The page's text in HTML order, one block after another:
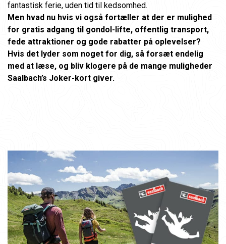
fantastisk ferie, uden tid til kedsomhed.
Men hvad nu hvis vi også fortæller at der er mulighed
for gratis adgang til gondol-lifte, offentlig transport,
fede attraktioner og gode rabatter på oplevelser?
Hvis det lyder som noget for dig, så forsæt endelig
med at læse, og bliv klogere på de mange muligheder
Saalbach’s Joker-kort giver.